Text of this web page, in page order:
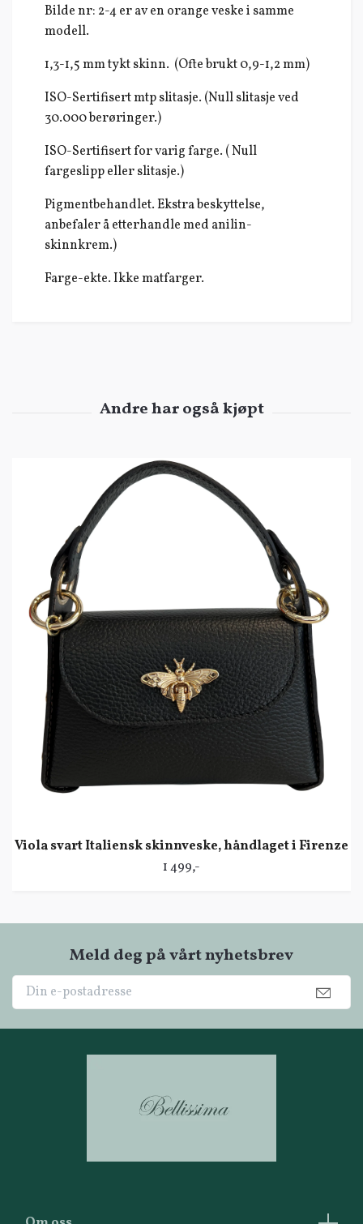
Bilde nr: 2-4 er av en orange veske i samme
modell.
1,3-1,5 mm tykt skinn. (Ofte brukt 0,9-1,2 mm)
ISO-Sertifisert mtp slitasje. (Null slitasje ved
30.000 berøringer.)
ISO-Sertifisert for varig farge. ( Null
fargeslipp eller slitasje.)
Pigmentbehandlet. Ekstra beskyttelse,
anbefaler å etterhandle med anilin-
skinnkrem.)
Farge-ekte. Ikke matfarger.
Viola svart Italiensk skinnveske, håndlaget i Firenze
1 499,-
Meld deg på vårt nyhetsbrev